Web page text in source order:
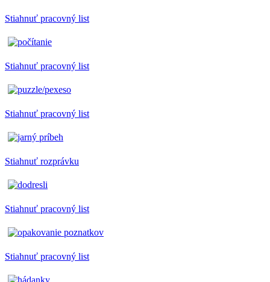
Stiahnuť pracovný list
Stiahnuť pracovný list
Stiahnuť pracovný list
Stiahnuť rozprávku
Stiahnuť pracovný list
Stiahnuť pracovný list